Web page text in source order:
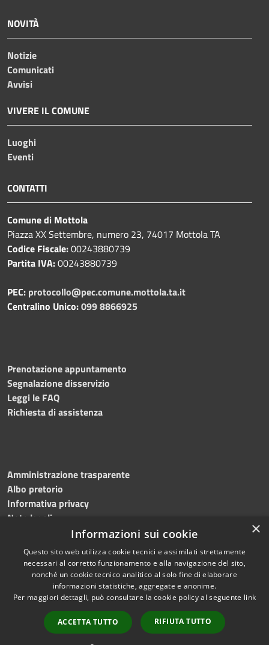
NOVITÀ
Notizie
Comunicati
Avvisi
VIVERE IL COMUNE
Luoghi
Eventi
CONTATTI
Comune di Mottola
Piazza XX Settembre, numero 23, 74017 Mottola TA
Codice Fiscale:00243880739
Partita IVA:00243880739
PEC: protocollo@pec.comune.mottola.ta.it
Centralino Unico:099 8866925
Prenotazione appuntamento
Segnalazione disservizio
Leggi le FAQ
Richiesta di assistenza
Amministrazione trasparente
Albo pretorio
Informativa privacy
Note legali
Dichiarazione di accessibilità
Accessibilità
Copyright © 2026 • Comune di
Mottola • Powered by
Municipium•
Accesso
redazione
×
Informazioni sui cookie
Questo sito web utilizza cookie tecnici e assimilati strettamente
necessari al corretto funzionamento e alla navigazione del sito,
nonché un cookie tecnico analitico al solo fine di elaborare
informazioni statistiche, aggregate e anonime.
Per maggiori dettagli, può consultare la cookie policy al seguente link
ACCETTA TUTTO RIFIUTA TUTTO